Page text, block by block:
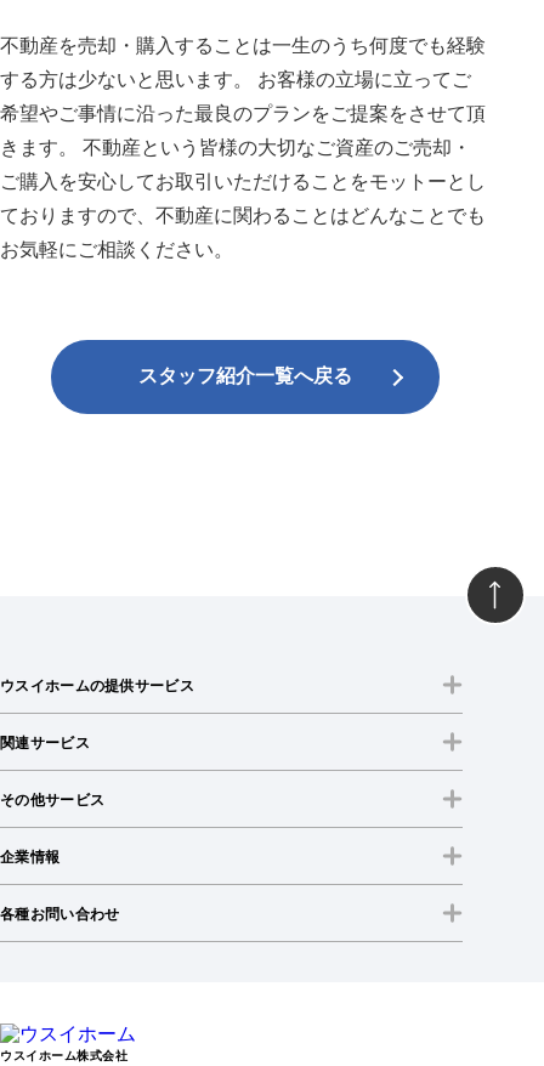
不動産を売却・購入することは一生のうち何度でも経験
する方は少ないと思います。 お客様の立場に立ってご
希望やご事情に沿った最良のプランをご提案をさせて頂
きます。 不動産という皆様の大切なご資産のご売却・
ご購入を安心してお取引いただけることをモットーとし
ておりますので、不動産に関わることはどんなことでも
お気軽にご相談ください。
スタッフ紹介一覧へ戻る
ウスイホームの提供サービス
関連サービス
その他サービス
企業情報
各種お問い合わせ
ウスイホーム株式会社